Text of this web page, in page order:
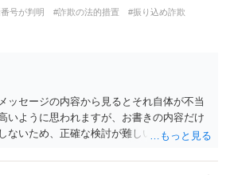
号が判明 #詐欺の法的措置
#振り込め詐欺
ッセージの内容から見るとそれ自体が不当
いように思われますが、お書きの内容だけ
ないため、正確な検討が難しいです。例え
バイスう受けた方が確実です。